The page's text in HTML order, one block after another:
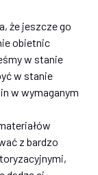
że jeszcze go
obietnic
w stanie
w stanie
w wymaganym
z bardzo